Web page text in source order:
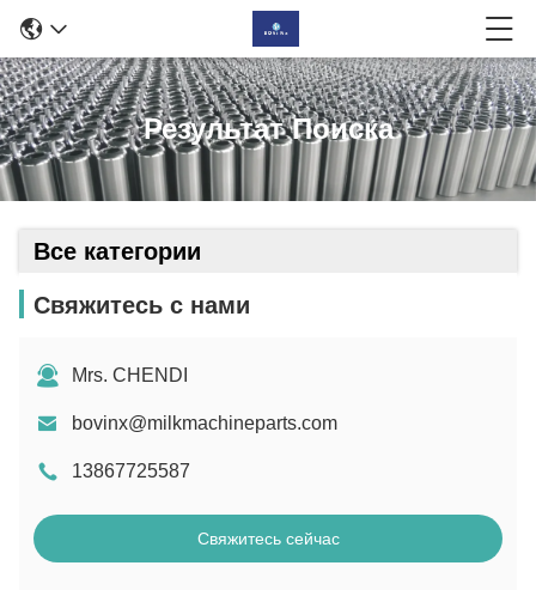
Результат Поиска
Все категории
Свяжитесь с нами
Mrs. CHENDI
bovinx@milkmachineparts.com
13867725587
Свяжитесь сейчас